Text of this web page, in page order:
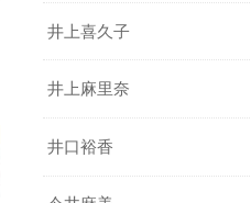
井上喜久子
井上麻里奈
井口裕香